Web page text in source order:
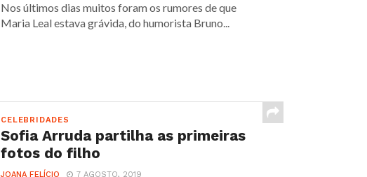
Nos últimos dias muitos foram os rumores de que
Maria Leal estava grávida, do humorista Bruno...
CELEBRIDADES
Sofia Arruda partilha as primeiras
fotos do filho
JOANA FELÍCIO 7 AGOSTO, 2019